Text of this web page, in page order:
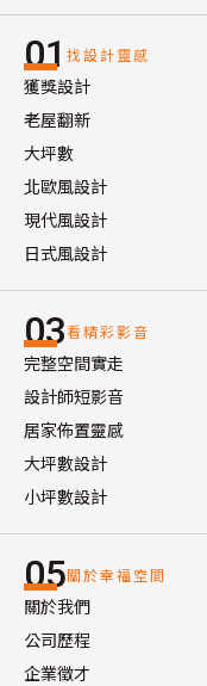
01 找設計靈感
獲獎設計
老屋翻新
大坪數
北歐風設計
現代風設計
日式風設計
03看精彩影音
完整空間實走
設計師短影音
居家佈置靈感
大坪數設計
小坪數設計
05關於幸福空間
關於我們
公司歷程
企業徵才